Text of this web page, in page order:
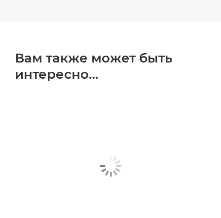
Вам также может быть
интересно…